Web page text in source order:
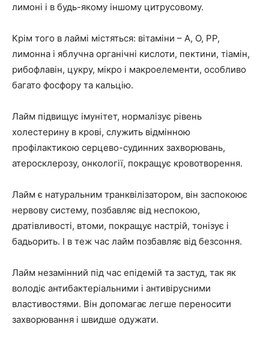
лимоні і в будь-якому іншому цитрусовому.
Крім того в лаймі містяться: вітаміни – А, О, РР,
лимонна і яблучна органічні кислоти, пектини, тіамін,
рибофлавін, цукру, мікро і макроелементи, особливо
багато фосфору та кальцію.
Лайм підвищує імунітет, нормалізує рівень
холестерину в крові, служить відмінною
профілактикою серцево-судинних захворювань,
атеросклерозу, онкології, покращує кровотворення.
Лайм є натуральним транквілізатором, він заспокоює
нервову систему, позбавляє від неспокою,
дратівливості, втоми, покращує настрій, тонізує і
бадьорить. І в теж час лайм позбавляє від безсоння.
Лайм незамінний під час епідемій та застуд, так як
володіє антибактеріальними і антивірусними
властивостями. Він допомагає легше переносити
захворювання і швидше одужати.